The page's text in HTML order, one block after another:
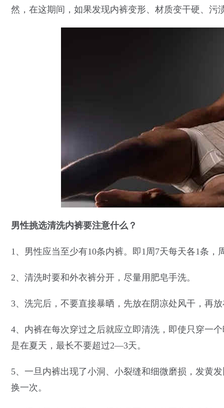
然，在这期间，如果发现内裤变形、材质变干硬、污
男性挑选清洗内裤要注意什么？
1、男性应当至少有10条内裤。即1周7天每天各1条
2、清洗时要和外衣裤分开，尽量用肥皂手洗。
3、洗完后，不要直接暴晒，先放在阴凉处风干，再
4、内裤在每次穿过之后就应立即清洗，即使只穿一
是在夏天，最长不要超过2—3天。
5、一旦内裤出现了小洞、小裂缝和细微磨损，发黄
换一次。